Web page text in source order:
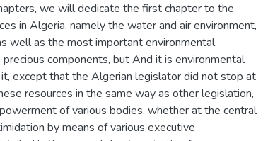
we will dedicate the first chapter to the
in Algeria, namely the water and air environment,
well as the most important environmental
components, but And it is environmental
except that the Algerian legislator did not stop at
resources in the same way as other legislation,
of various bodies, whether at the central
by means of various executive